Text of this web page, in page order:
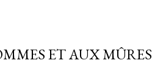
ET AUX MÛRES